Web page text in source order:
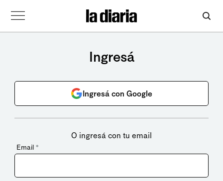
Ingresá
Ingresá con Google
O ingresá con tu email
Email *